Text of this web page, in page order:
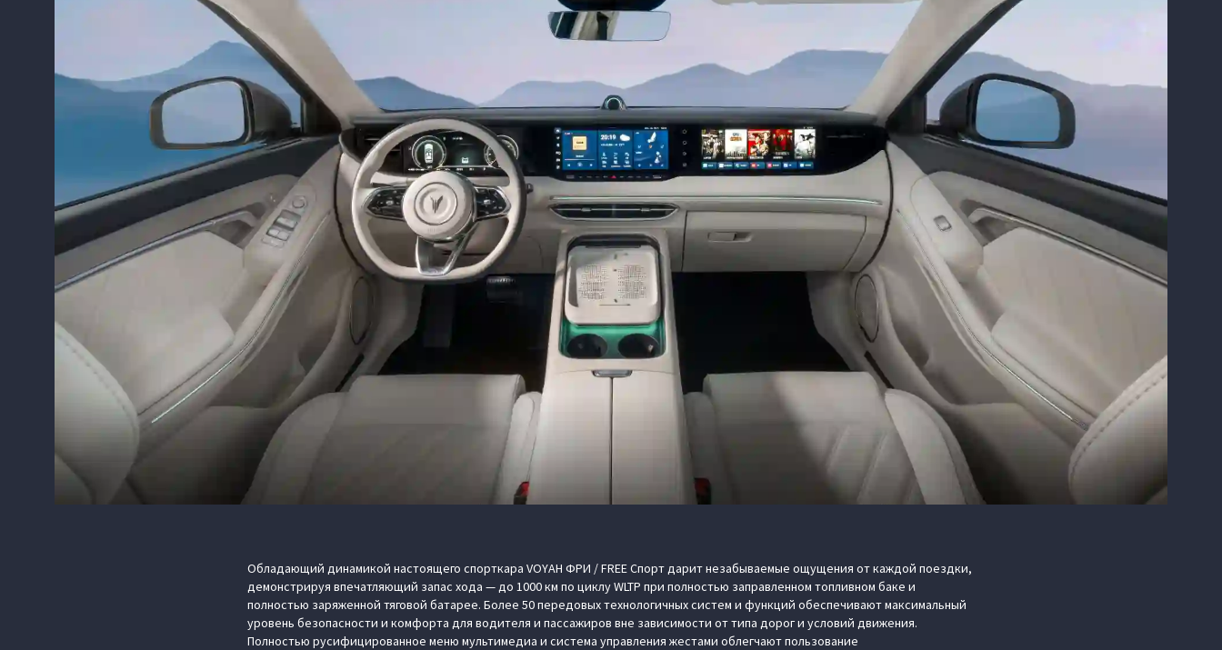
Обладающий динамикой настоящего спорткара VOYAH ФРИ / FREE Спорт дарит незабываемые ощущения от каждой поездки,
демонстрируя впечатляющий запас хода — до 1000 км по циклу WLTP при полностью заправленном топливном баке и
полностью заряженной тяговой батарее. Более 50 передовых технологичных систем и функций обеспечивают максимальный
уровень безопасности и комфорта для водителя и пассажиров вне зависимости от типа дорог и условий движения.
Полностью русифицированное меню мультимедиа и система управления жестами облегчают пользование